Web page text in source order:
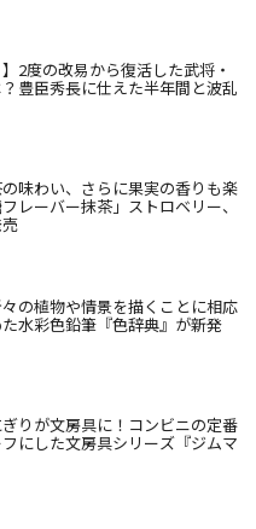
】2度の改易から復活した武将・
豊臣秀長に仕えた半年間と波乱
味わい、さらに果実の香りも楽
レーバー抹茶」ストロベリー、
の植物や情景を描くことに相応
水彩色鉛筆『色辞典』が新発
りが文房具に！コンビニの定番
にした文房具シリーズ『ジムマ